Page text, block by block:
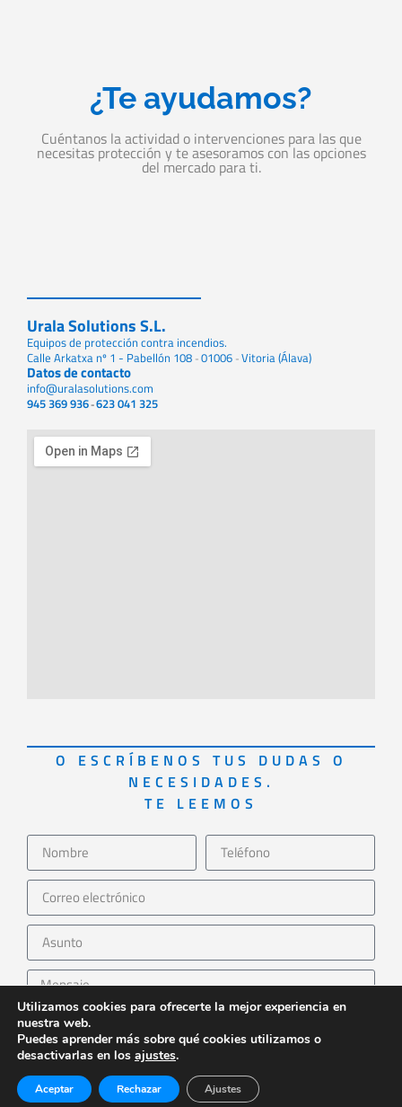
¿Te ayudamos?
Cuéntanos la actividad o intervenciones para las que
necesitas protección y te asesoramos con las opciones
del mercado para ti.
Urala Solutions S.L.
Equipos de protección contra incendios.
Calle Arkatxa nº 1 - Pabellón 108 -01006 -Vitoria (Álava)
Datos de contacto
info@uralasolutions.com
945 369 936-623 041 325
O ESCRÍBENOS TUS DUDAS O
NECESIDADES.
TE LEEMOS
Acepto laPolítica de Privacidad
Utilizamos cookies para ofrecerte la mejor experiencia en
nuestra web.
Puedes aprender más sobre qué cookies utilizamos o
desactivarlas en los ajustes.
Aceptar Rechazar Ajustes